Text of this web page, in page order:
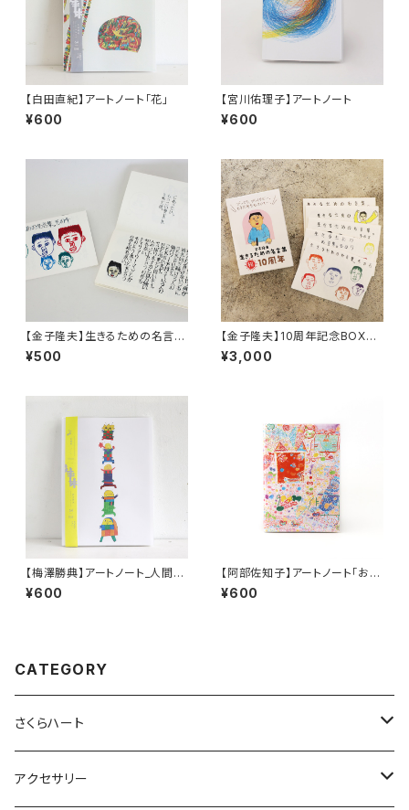
【白田直紀】アートノート「花」
¥600
【宮川佑理子】アートノート
¥600
【金子隆夫】生きるための名言
集。その４
¥500
【金子隆夫】10周年記念BOX／
金子隆夫 生きるための名言集。
その6〜10
¥3,000
【梅澤勝典】アートノート_人間カ
マキリ(b)
¥600
【阿部佐知子】アートノート「お
に」
¥600
CATEGORY
さくらハート
ペンダント
アクセサリー